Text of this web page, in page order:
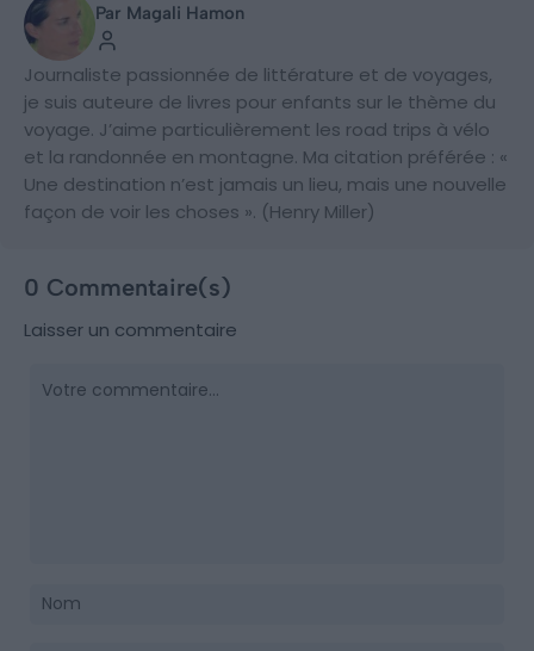
Par Magali Hamon
Journaliste passionnée de littérature et de voyages,
je suis auteure de livres pour enfants sur le thème du
voyage. J’aime particulièrement les road trips à vélo
et la randonnée en montagne. Ma citation préférée : «
Une destination n’est jamais un lieu, mais une nouvelle
façon de voir les choses ». (Henry Miller)
0 Commentaire(s)
Laisser un commentaire